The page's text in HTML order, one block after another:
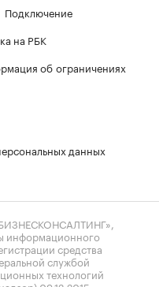
Подключение
на РБК
об ограничениях
данных
информационного
средства
службой
технологий